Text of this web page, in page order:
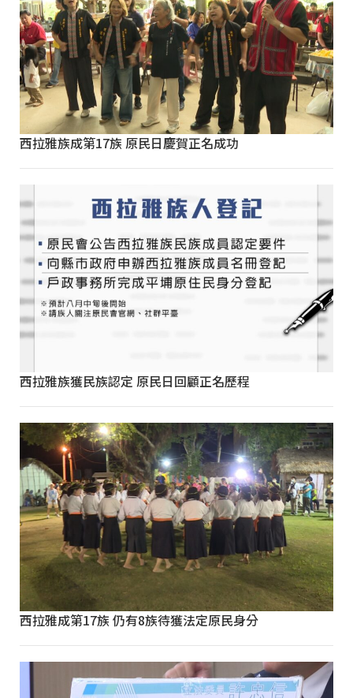
西拉雅族成第17族 原民日慶賀正名成功
西拉雅族獲民族認定 原民日回顧正名歷程
西拉雅成第17族 仍有8族待獲法定原民身分